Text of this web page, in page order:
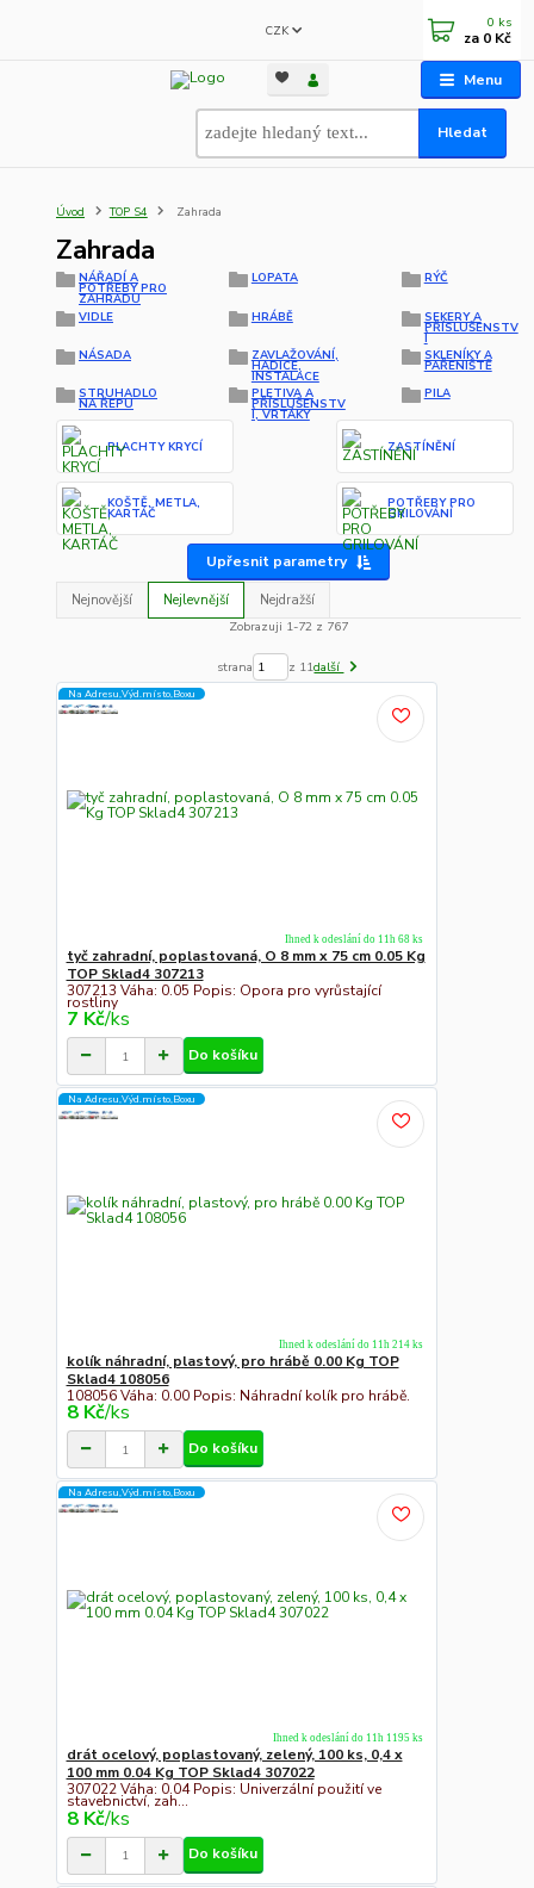
Menu
CZK
Hledat
0 ks
za 0 Kč
Úvod TOP S4 Zahrada
Zahrada
NÁŘADÍ A
POTŘEBY PRO
ZAHRADU
LOPATA RÝČ
VIDLE HRÁBĚ SEKERY A
PŘÍSLUŠENSTV
Í
NÁSADA
ZAVLAŽOVÁNÍ,
HADICE,
INSTALACE
SKLENÍKY A
PAŘENIŠTĚ
STRUHADLO
NA ŘEPU
PLETIVA A
PŘÍSLUŠENSTV
Í, VRTÁKY
PILA
PLACHTY KRYCÍ ZASTÍNĚNÍ
KOŠTĚ, METLA,
KARTÁČ
POTŘEBY PRO
GRILOVÁNÍ
Upřesnit parametry
Nejnovější Nejlevnější
Nejdražší
Zobrazuji 1-72 z 767
strana z 11další
Na Adresu,Výd.místo,Boxu
tyč zahradní, poplastovaná, O 8 mm x 75 cm 0.05 Kg
TOP Sklad4 307213
307213 Váha: 0.05 Popis: Opora pro vyrůstající
rostliny
7 Kč/ks
Ihned k odeslání do 11h 68 ks
Do košíku
Na Adresu,Výd.místo,Boxu
kolík náhradní, plastový, pro hrábě 0.00 Kg TOP
Sklad4 108056
108056 Váha: 0.00 Popis: Náhradní kolík pro hrábě.
8 Kč/ks
Ihned k odeslání do 11h 214 ks
Do košíku
Na Adresu,Výd.místo,Boxu
drát ocelový, poplastovaný, zelený, 100 ks, 0,4 x
100 mm 0.04 Kg TOP Sklad4 307022
307022 Váha: 0.04 Popis: Univerzální použití ve
stavebnictví, zah...
8 Kč/ks
Ihned k odeslání do 11h 1195 ks
Do košíku